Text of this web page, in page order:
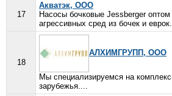
17
Акватэк, ООО
Насосы бочковые Jessberger
агрессивных сред из бочек и
18
АЛХИМГРУПП, ООО
Мы специализируемся на
зарубежья....